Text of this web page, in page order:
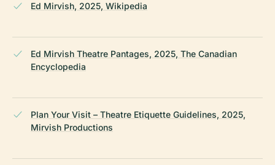
Ed Mirvish, 2025, Wikipedia
Ed Mirvish Theatre Pantages, 2025, The Canadian
Encyclopedia
Plan Your Visit – Theatre Etiquette Guidelines, 2025,
Mirvish Productions